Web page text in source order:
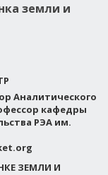
земли и
Аналитического
кафедры
РЭА им.
ЗЕМЛИ И